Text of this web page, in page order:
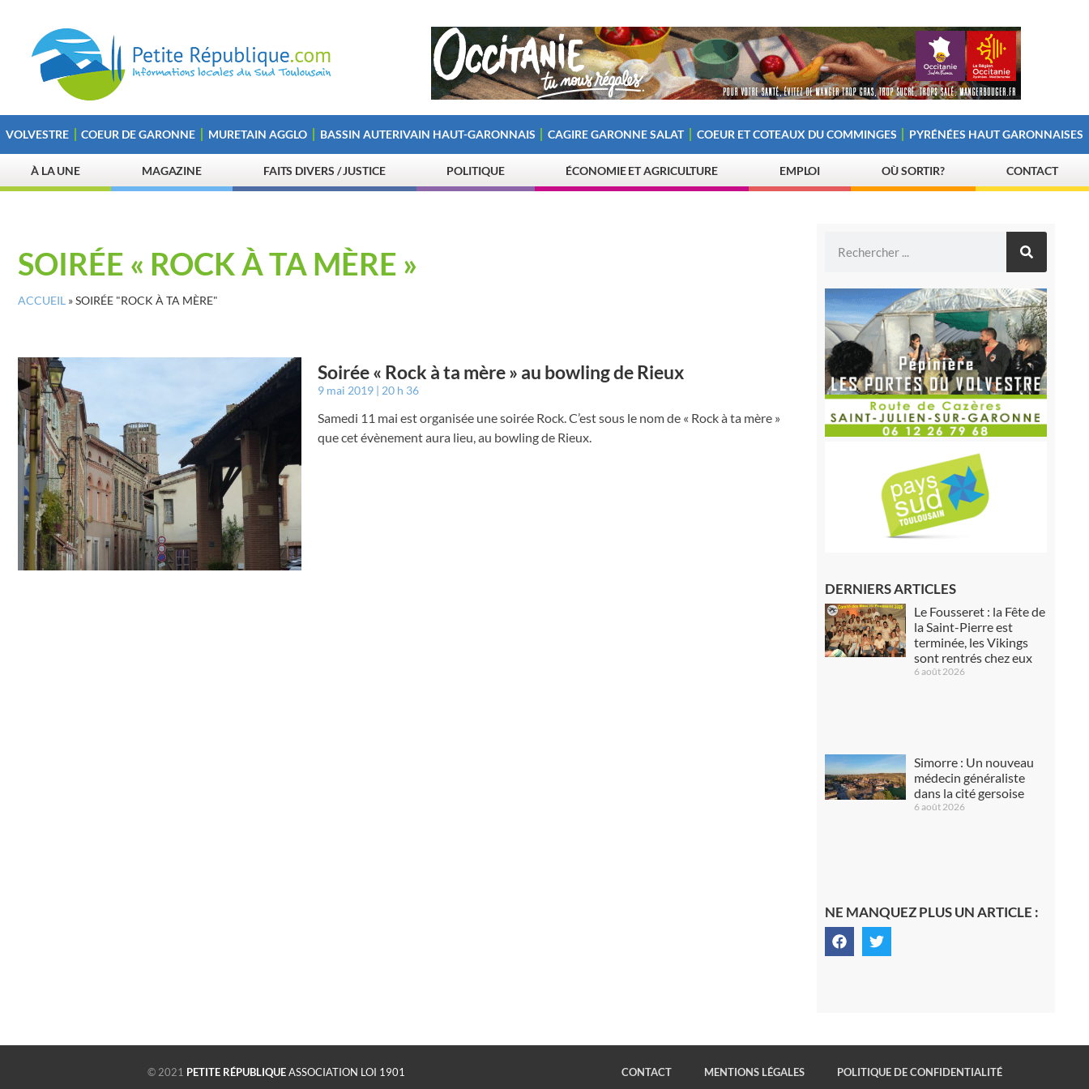
VOLVESTRE COEUR DE GARONNE MURETAIN AGGLO BASSIN AUTERIVAIN HAUT-GARONNAIS CAGIRE GARONNE SALAT COEUR ET COTEAUX DU COMMINGES PYRÉNÉES HAUT GARONNAISES
À LA UNE MAGAZINE FAITS DIVERS / JUSTICE POLITIQUE ÉCONOMIE ET AGRICULTURE EMPLOI OÙ SORTIR? CONTACT
SOIRÉE « ROCK À TA MÈRE »
ACCUEIL »SOIRÉE "ROCK À TA MÈRE"
Soirée « Rock à ta mère » au bowling de Rieux
9 mai 2019 20 h 36
Samedi 11 mai est organisée une soirée Rock. C’est sous le nom de « Rock à ta mère »
que cet évènement aura lieu, au bowling de Rieux.
DERNIERS ARTICLES
Le Fousseret : la Fête de
la Saint-Pierre est
terminée, les Vikings
sont rentrés chez eux
6 août 2026
Simorre : Un nouveau
médecin généraliste
dans la cité gersoise
6 août 2026
NE MANQUEZ PLUS UN ARTICLE :
© 2021 PETITE RÉPUBLIQUEASSOCIATION LOI 1901 CONTACT MENTIONS LÉGALES POLITIQUE DE CONFIDENTIALITÉ